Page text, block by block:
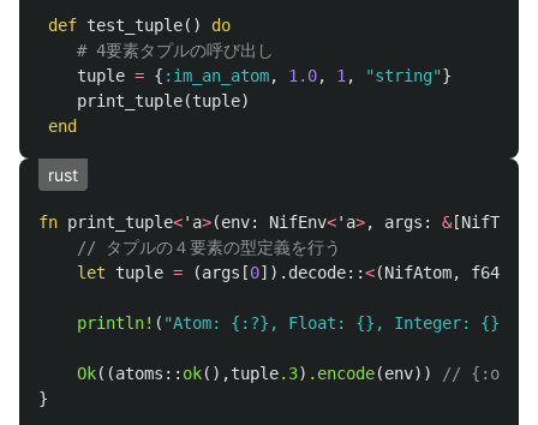
def test_tuple()
do
# 4要素タプルの呼び出し
tuple = { :im_an_atom, 1.0, 1 , "string"}
print_tuple(tuple)
end
rust
fn print_tuple<'a>(env: NifEnv<'a>, args : &[NifTerm
// タプルの４要素の型定義を行う
let
tuple = (args [0]) .decode::<(NifAtom, f64
println! ( "Atom: {:?}, Float: {}, Integer: {},
Ok((atoms :: ok(),tuple.3) .encode(env))
// {:ok, タ
}